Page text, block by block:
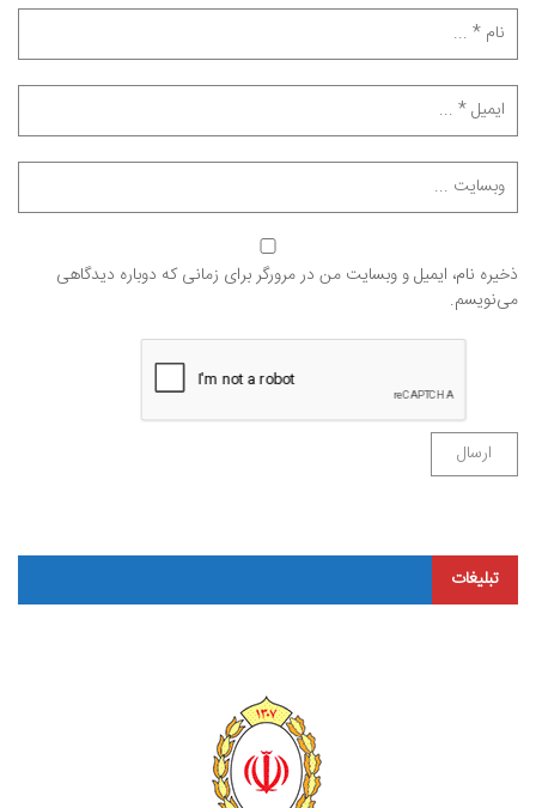
ذخیره نام، ایمیل و وبسایت من در مرورگر برای زمانی که دوباره دیدگاهی
می‌نویسم.
تبلیغات